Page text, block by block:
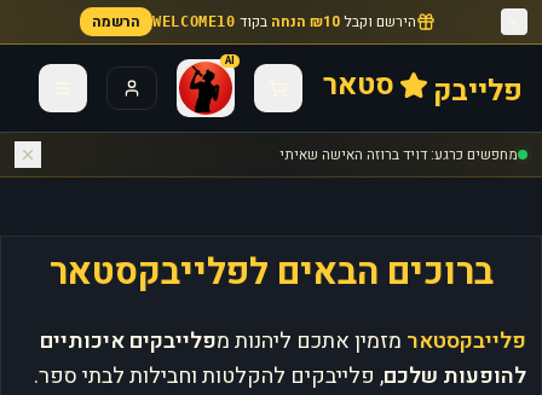
הירשם וקבל₪10 הנחה בקוד WELCOME10 הרשמה
פלייבק סטאר
AI
מחפשים כרגע: דויד ברוזה האישה שאיתי
ברוכים הבאים לפלייבקסטאר
פלייבקסטאר מזמין אתכם ליהנות מפלייבקים איכותיים
להופעות שלכם, פלייבקים להקלטות וחבילות לבתי ספר.